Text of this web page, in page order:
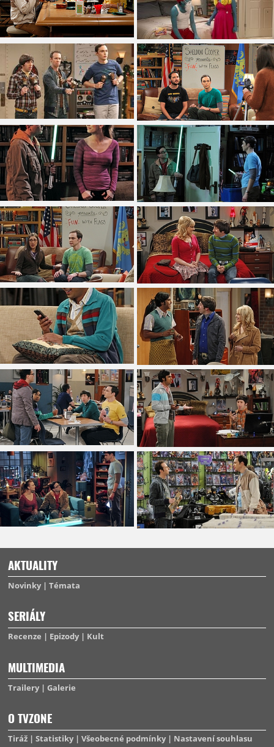
AKTUALITY
Novinky Témata
SERIÁLY
Recenze Epizody Kult
MULTIMEDIA
Trailery Galerie
O TVZONE
Tiráž Statistiky Všeobecné podmínky Nastavení souhlasu